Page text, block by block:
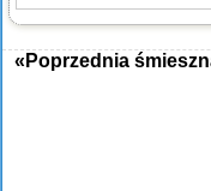
«Poprzednia